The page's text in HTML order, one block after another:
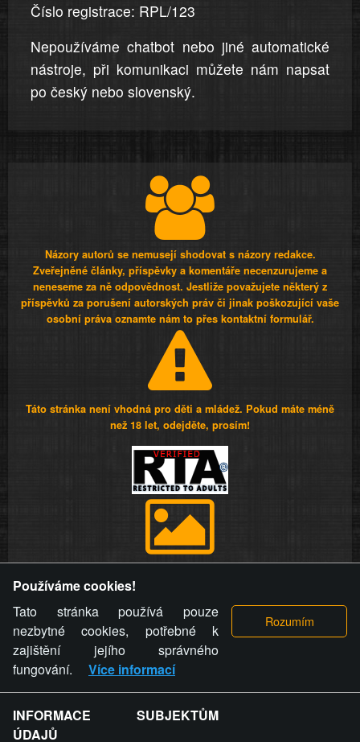
Číslo registrace: RPL/123
Nepoužíváme chatbot nebo jiné automatické
nástroje, při komunikaci můžete nám napsat
po český nebo slovenský.
Názory autorů se nemusejí shodovat s názory redakce.
Zveřejněné články, příspěvky a komentáře necenzurujeme a
neneseme za ně odpovědnost. Jestliže považujete některý z
příspěvků za porušení autorských práv či jinak poškozující vaše
osobní práva oznamte nám to přes kontaktní formulář.
Táto stránka není vhodná pro děti a mládež. Pokud máte méně
než 18 let, odejděte, prosím!
videa a komentáře. Osoba, které se toto opatření provozovatele
stránky týče, ani osoba, která umístila fotografii nebo video na
stránku, nemůže z důvodu odstranění fotografie, videa nebo
komentáře pro výše uvedenou okolnost uplatnit vůči
provozovateli stránky žádný nárok na náhradu škody nebo
nemajetkové újmy.
ZVRÁCENÝ.CZ - Svět není zvrácenej. To jen
Používáme cookies!
Tato stránka používá pouze
nezbytné cookies, potřebné k
zajištění jejího správného
fungování.
Více informací
INFORMACE SUBJEKTŮM
ÚDAJŮ